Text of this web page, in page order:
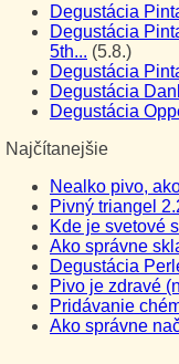
Degustácia
Degustácia
5th... (5.8.)
Degustácia
Degustácia
Degustácia
Najčítanejšie
Nealko pivo,
Pivný triangel
Kde je svetové
Ako správne
Degustácia
Pivo je zdravé
Pridávanie
Ako správne